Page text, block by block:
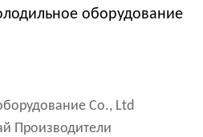
оборудование
Co., Ltd
Производители